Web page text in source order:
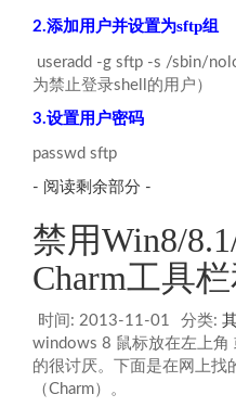
2.添加用户并设置为sftp组
useradd -g sftp -s /sbin/
为禁止登录shell的用户）
3.设置用户密码
passwd sftp
- 阅读剩余部分 -
禁用Win8/
Charm工具
时间: 2013-11-01 分类:
windows 8 鼠标放在左上角
的很讨厌。下面是在网上找
（Charm）。